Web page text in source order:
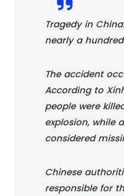
Tragedy in
nearly a
The accident
According to
people were
explosion, while
considered
Chinese
responsible for